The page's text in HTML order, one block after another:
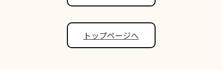
トップページへ